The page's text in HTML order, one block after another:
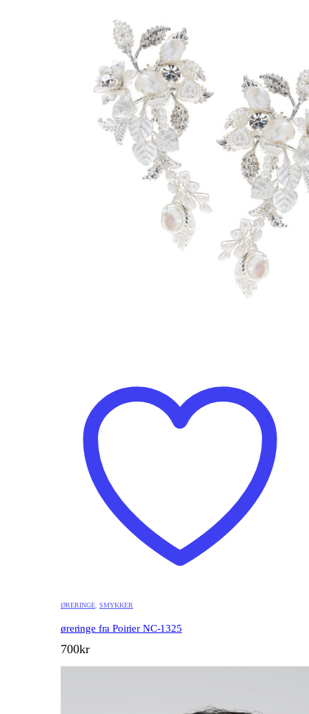
ØRERINGE SMYKKER
øreringe fra Poirier NC-1325
700kr